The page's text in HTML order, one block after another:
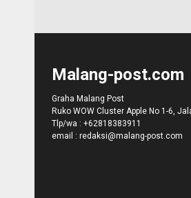
Malang-post.com
Graha Malang Post
Ruko WOW Cluster Apple No 1-6,
Tlp/wa : +62818383911
email : redaksi@malang-post.com